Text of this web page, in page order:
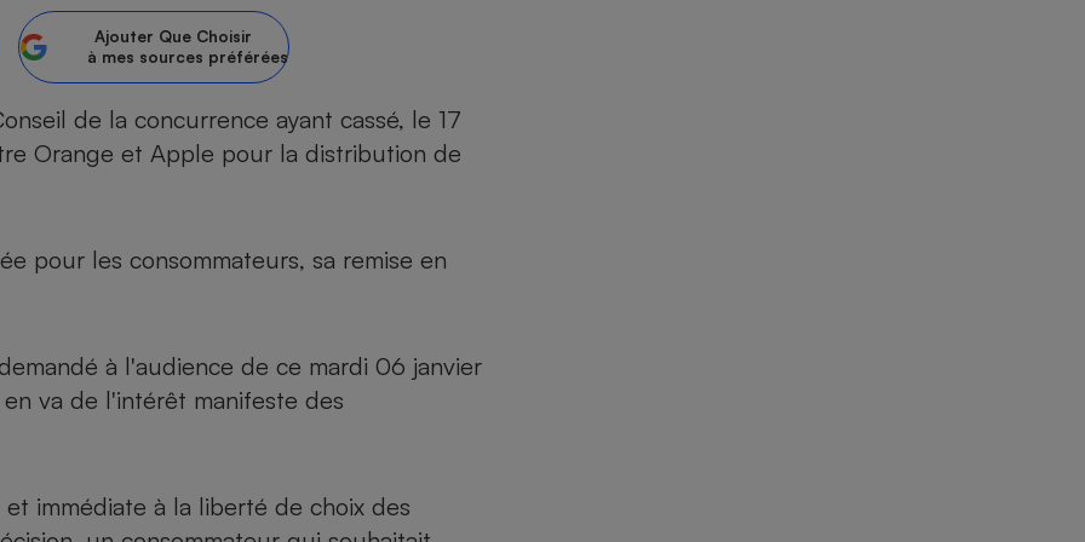
Ajouter Que Choisir
à mes sources préférées
de la concurrence ayant cassé, le 17
Orange et Apple pour la distribution de
pour les consommateurs, sa remise en
à l'audience de ce mardi 06 janvier
va de l'intérêt manifeste des
immédiate à la liberté de choix des
Circuits courts et
sèche-linge
smartphone
multifonction
nettoyeur haute
mutuelle
des devis d’opticiens
santé
Obsèques - Pompes